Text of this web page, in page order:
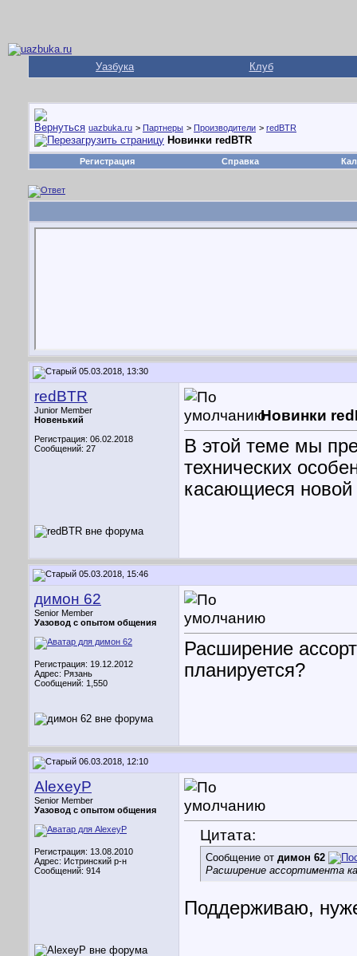
Уазбука Клуб
uazbuka.ru > Партнеры > Производители > redBTR
Новинки redBTR
Регистрация Справка
05.03.2018, 13:30
redBTR
Junior Member
Новенький
Регистрация: 06.02.2018
Сообщений: 27
Новинки
В этой теме мы
технических
касающиеся новой
05.03.2018, 15:46
димон 62
Senior Member
Уазовод с опытом общения
Регистрация: 19.12.2012
Адрес: Рязань
Сообщений: 1,550
Расширение
планируется?
06.03.2018, 12:10
AlexeyP
Senior Member
Уазовод с опытом общения
Регистрация: 13.08.2010
Адрес: Истринский р-н
Сообщений: 914
Цитата:
Сообщение от димон 62
Расширение ассортимента
Поддерживаю,